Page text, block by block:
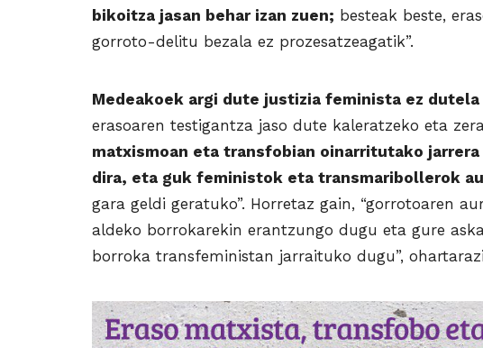
bikoitza jasan behar izan zuen; besteak beste,
gorroto-delitu bezala ez prozesatzeagatik”.
Medeakoek argi dute justizia feminista ez
erasoaren testigantza jaso dute kaleratzeko eta
matxismoan eta transfobian oinarritutako
dira, eta guk feministok eta transmaribollerok
gara geldi geratuko”. Horretaz gain, “gorrotoaren
aldeko borrokarekin erantzungo dugu eta gure
borroka transfeministan jarraituko dugu”,